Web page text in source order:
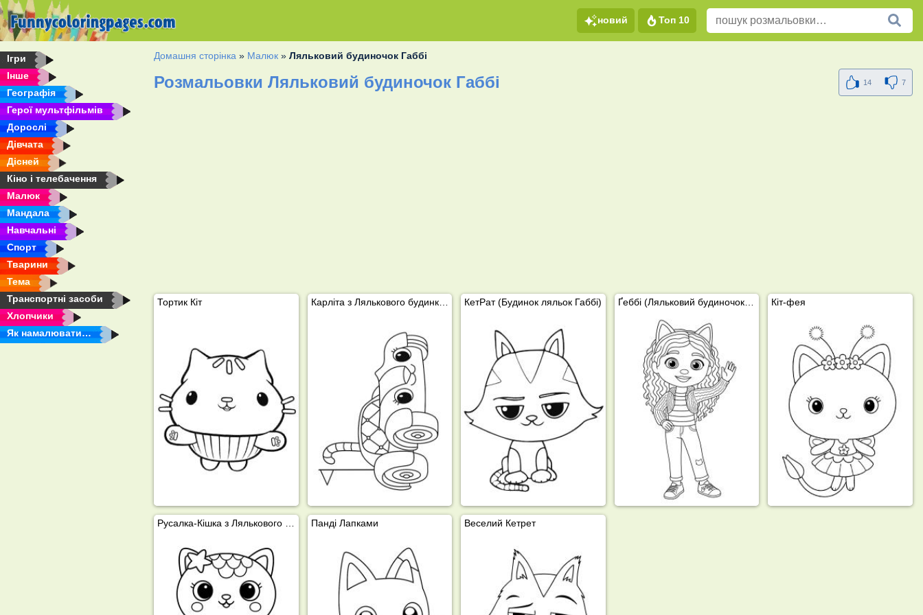
новий Топ 10
Ігри
Інше
Географія
Герої мультфільмів
Дорослі
Дівчата
Дісней
Кіно і телебачення
Малюк
Мандала
Навчальні
Спорт
Тварини
Тема
Транспортні засоби
Хлопчики
Як намалювати…
Домашня сторінка » Малюк »Ляльковий будиночок Габбі
Розмальовки Ляльковий будиночок Габбі 14 7
Тортик Кіт Карліта з Лялькового будинку Ґеббі КетРат (Будинок ляльок Габбі) Ґеббі (Ляльковий будиночок Габбі) Кіт-фея
Панді Лапками Веселий Кетрет